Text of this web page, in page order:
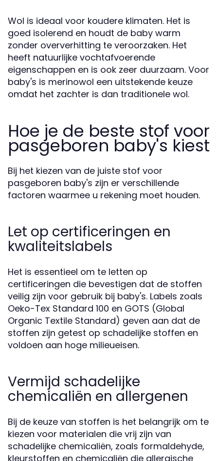
Wol is ideaal voor koudere klimaten. Het is
goed isolerend en houdt de baby warm
zonder oververhitting te veroorzaken. Het
heeft natuurlijke vochtafvoerende
eigenschappen en is ook zeer duurzaam. Voor
baby's is merinowol een uitstekende keuze
omdat het zachter is dan traditionele wol.
Hoe je de beste stof voor
pasgeboren baby's kiest
Bij het kiezen van de juiste stof voor
pasgeboren baby's zijn er verschillende
factoren waarmee u rekening moet houden.
Let op certificeringen en
kwaliteitslabels
Het is essentieel om te letten op
certificeringen die bevestigen dat de stoffen
veilig zijn voor gebruik bij baby's. Labels zoals
Oeko-Tex Standard 100 en GOTS (Global
Organic Textile Standard) geven aan dat de
stoffen zijn getest op schadelijke stoffen en
voldoen aan hoge milieueisen.
Vermijd schadelijke
chemicaliën en allergenen
Bij de keuze van stoffen is het belangrijk om te
kiezen voor materialen die vrij zijn van
schadelijke chemicaliën, zoals formaldehyde,
kleurstoffen en chemicaliën die allergische